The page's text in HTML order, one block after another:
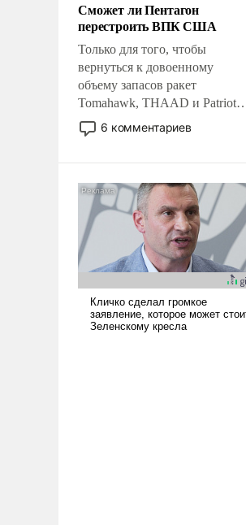
возможности.
Сможет ли Пентагон
перестроить ВПК США
Только для того, чтобы
вернуться к довоенному
объему запасов ракет
Tomahawk, THAAD и Patriot
США потребуется более трех
лет. Даже небольшая война с
Сложившаяся ситуация
означает многолетний период
уязвимости США, например,
перед Китаем.
6 комментариев